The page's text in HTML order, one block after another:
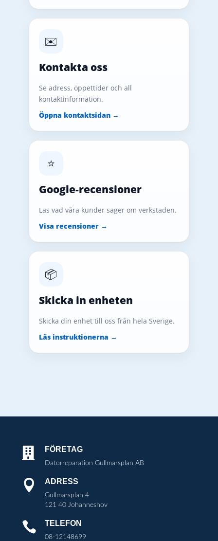
✉️
Kontakta oss
Se adress, öppettider och all
kontaktinformation.
Öppna kontaktsidan →
⭐
Google-recensioner
Läs vad våra kunder säger om verkstaden.
Visa recensioner →
📦
Skicka in enheten
Skicka din enhet till oss från hela Sverige.
Läs instruktionerna →
 FÖRETAG
Datorreparation Gullmarsplan AB
 ADRESS
Gullmarsplan 4
121 40 Johanneshov
 TELEFON
08-12148699